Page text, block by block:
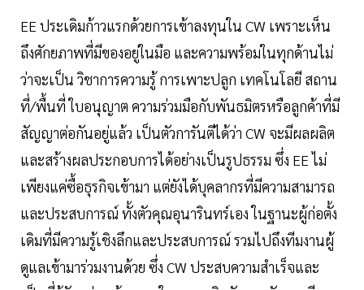
EE ประเดิมก้าวแรกด้วยการเข้าลงทุนใน CW เพราะเห็น
ถึงศักยภาพที่มีของอยู่ในมือ และความพร้อมในทุกด้านไม่
ว่าจะเป็น วิชาการความรู้ การเพาะปลูก เทคโนโลยี สถาน
ที่/พื้นที่ ใบอนุญาต ความร่วมมือกับพันธมิตรหรือลูกค้าที่มี
สัญญาต่อกันอยู่แล้ว เป็นตัวการันตีได้ว่า CW จะมีผลผลิต
และสร้างผลประกอบการได้อย่างเป็นรูปธรรม ซึ่ง EE ไม่
เพียงแค่ซื้อธุรกิจเข้ามา แต่ยังได้บุคลากรที่มีความสามารถ
และประสบการณ์ ทั้งตัวคุณอุนารินทร์เอง ในฐานะผู้ก่อตั้ง
เดิมที่มีความรู้เชิงลึกและประสบการณ์ รวมไปถึงทีมงานผู้
ดูแลเข้ามาร่วมงานด้วย ซึ่ง CW ประสบความสำเร็จและ